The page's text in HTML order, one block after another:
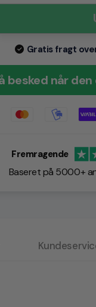
Gratis fragt
besked når
Fremragende
Baseret på 5000+